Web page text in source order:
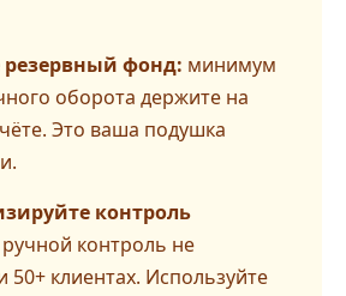
фонд: минимум
оборота держите на
Это ваша подушка
контроль
ручной контроль не
50+ клиентах. Используйте